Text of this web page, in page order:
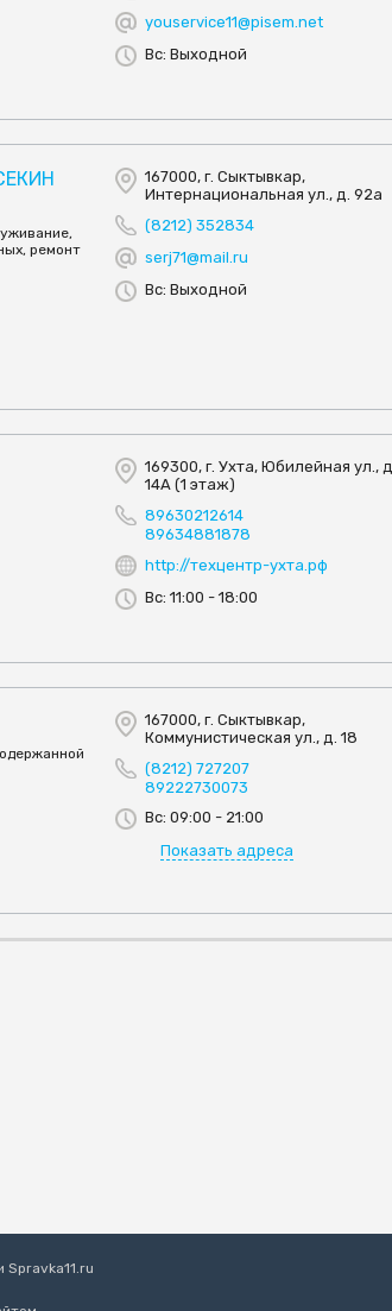
youservice11@pisem.net
Вс: Выходной
ремонт
167000, г. Сыктывкар,
Интернациональная ул., д. 92а
(8212) 352834
serj71@mail.ru
Вс: Выходной
169300, г. Ухта, Юбилейная ул., д.
14А (1 этаж)
89630212614
89634881878
http://техцентр-ухта.рф
Вс: 11:00 - 18:00
167000, г. Сыктывкар,
Коммунистическая ул., д. 18
(8212) 727207
89222730073
Вс: 09:00 - 21:00
Показать адреса